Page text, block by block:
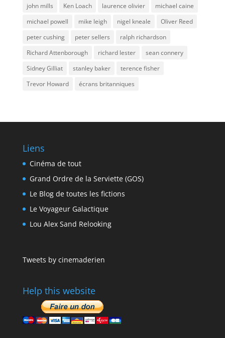
john mills
Ken Loach laurence olivier
michael caine
michael powell
mike leigh nigel kneale
Oliver Reed
peter cushing
peter sellers
ralph richardson
Richard Attenborough
richard lester
sean connery
Sidney Gilliat
stanley baker
terence fisher
Trevor Howard
écrans britanniques
Liens
Cinéma de tout
Grand Ordre de la Serviette (GOS)
Le Blog de toutes les fictions
Le Voyageur Galactique
Lou Alex Sand Relooking
Tweets by cinemaderien
Help this website